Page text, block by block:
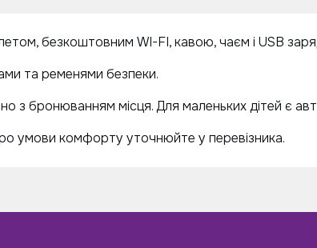
безкоштовним WI-FI, кавою, чаєм і USB
та ременями безпеки.
з бронюванням місця. Для маленьких дітей є
умови комфорту уточнюйте у перевізника.